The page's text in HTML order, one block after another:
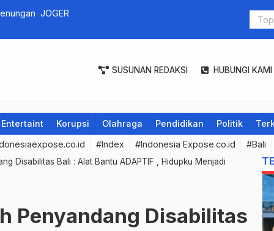
SUSUNAN REDAKSI HUBUNGI KAMI
Entertaint Korupsi Olahraga Pendidikan Politik
#Index #Indonesia Expose.co.id #Bali
Disabilitas Bali : Alat Bantu ADAPTIF , Hidupku Menjadi
Penyandang Disabilitas